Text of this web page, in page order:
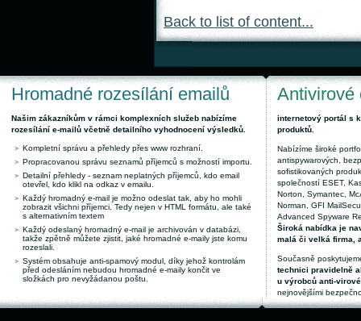
Back to list of content...
Hromadné rozesílání emailů
Našim zákazníkům v rámci komplexních služeb nabízíme
rozesílání e-mailů včetně detailního vyhodnocení výsledků.
Kompletní správu a přehledy přes www rozhraní.
Propracovanou správu seznamů příjemců s možností importu.
Detailní přehledy - seznam neplatných příjemců, kdo email
otevřel, kdo klikl na odkaz v emailu.
Každý hromadný e-mail je možno odeslat tak, aby ho mohli
zobrazit všichni příjemci. Tedy nejen v HTML formátu, ale také
s alternativním textem
Každý odeslaný hromadný e-mail je archivován v databázi,
takže zpětně můžete zjistit, jaké hromadné e-maily jste komu
rozeslali.
Systém obsahuje anti-spamový modul, díky jehož kontrolám
před odesláním nebudou hromadné e-maily končit ve
složkách pro nevyžádanou poštu.
Antivirové
internetový portál s
produktů.
Nabízíme široké
antispywarových,
sofistikovaných
společností ESET,
Norton, Symantec,
Norman, GFI
Advanced Spyware
Široká nabídka je
malá či velká firma,
Současně
technici pravidelně
u výrobců anti-
nejnovějšími